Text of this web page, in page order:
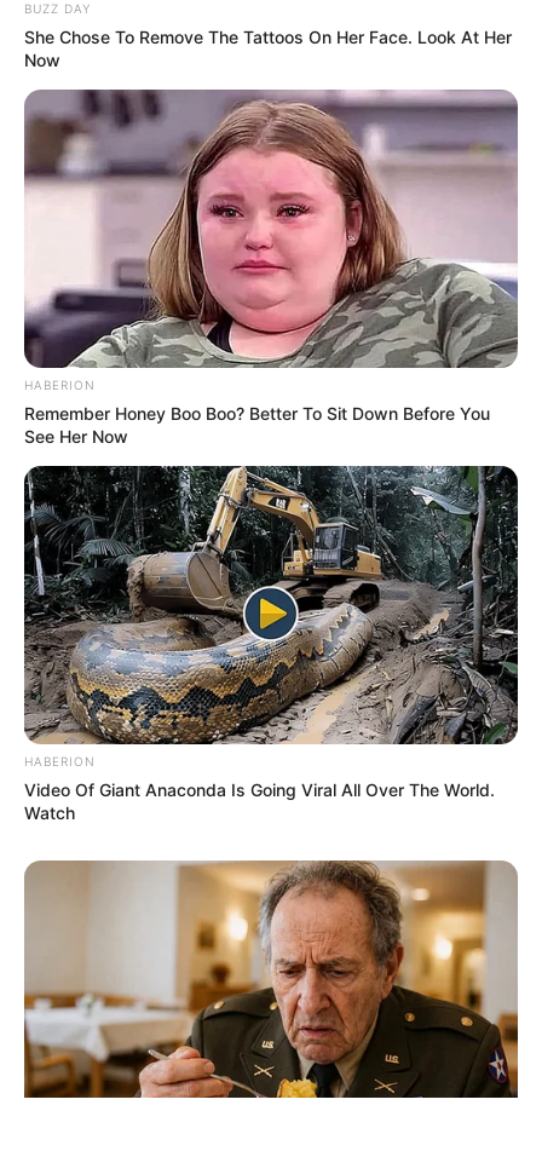
ΦΩΤΙΑ ΕΥΒΟΙΑ ΤΩΡΑ
ΤΑΥΤΟΤΗΤΑ ΚΑΙ ΕΠΙΚΟΙΝΩΝΙΑ ΟΡΟΙ ΧΡΗΣΗΣ
© 2025 EVIANEWS του Γιώργου Κουτσελίνη
BUZZ DAY
She Chose To Remove The Tattoos On Her Face. Look At Her
Now
HABERION
Remember Honey Boo Boo? Better To Sit Down Before You
See Her Now
HABERION
Video Of Giant Anaconda Is Going Viral All Over The World.
Watch